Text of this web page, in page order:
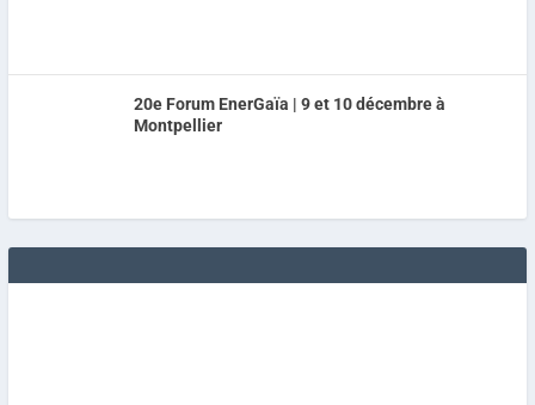
20e Forum EnerGaïa | 9 et 10 décembre à
Montpellier